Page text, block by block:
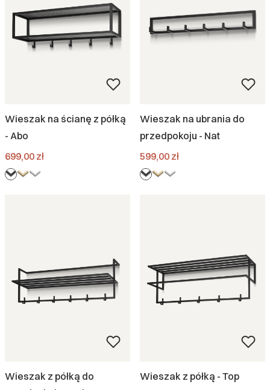
Wieszak na ścianę z półką
- Abo
Cena
699,00 zł
Wieszak na ubrania do
przedpokoju - Nat
Cena
599,00 zł
Wieszak z półką do
Wieszak z półką - Top